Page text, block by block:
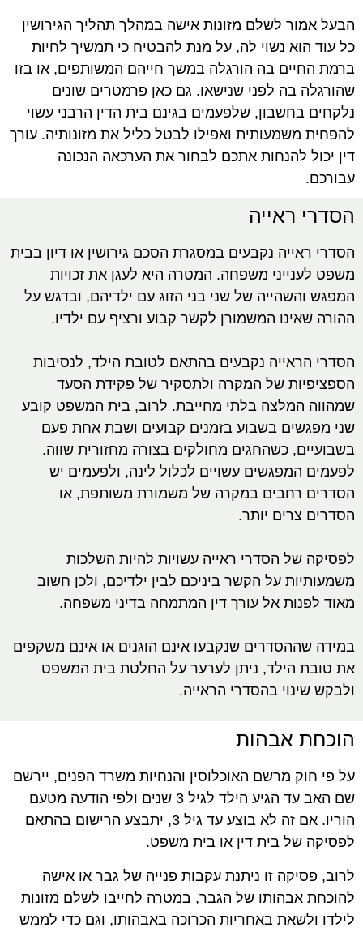
הבעל אמור לשלם מזונות אישה במהלך תהליך הגירושין
כל עוד הוא נשוי לה, על מנת להבטיח כי תמשיך לחיות
ברמת החיים בה הורגלה במשך חייהם המשותפים, או בזו
שהורגלה בה לפני שנישאו. גם כאן פרמטרים שונים
נלקחים בחשבון, שלפעמים בגינם בית הדין הרבני עשוי
להפחית משמעותית ואפילו לבטל כליל את מזונותיה. עורך
דין יכול להנחות אתכם לבחור את הערכאה הנכונה
עבורכם.
הסדרי ראייה
הסדרי ראייה נקבעים במסגרת הסכם גירושין או דיון בבית
משפט לענייני משפחה. המטרה היא לעגן את זכויות
המפגש והשהייה של שני בני הזוג עם ילדיהם, ובדגש על
ההורה שאינו המשמורן לקשר קבוע ורציף עם ילדיו.
הסדרי הראייה נקבעים בהתאם לטובת הילד, לנסיבות
הספציפיות של המקרה ולתסקיר של פקידת הסעד
שמהווה המלצה בלתי מחייבת. לרוב, בית המשפט קובע
שני מפגשים בשבוע בזמנים קבועים ושבת אחת פעם
בשבועיים, כשהחגים מחולקים בצורה מחזורית שווה.
לפעמים המפגשים עשויים לכלול לינה, ולפעמים יש
הסדרים רחבים במקרה של משמורת משותפת, או
הסדרים צרים יותר.
לפסיקה של הסדרי ראייה עשויות להיות השלכות
משמעותיות על הקשר ביניכם לבין ילדיכם, ולכן חשוב
מאוד לפנות אל עורך דין המתמחה בדיני משפחה.
במידה שההסדרים שנקבעו אינם הוגנים או אינם משקפים
את טובת הילד, ניתן לערער על החלטת בית המשפט
ולבקש שינוי בהסדרי הראייה.
הוכחת אבהות
על פי חוק מרשם האוכלוסין והנחיות משרד הפנים, יירשם
שם האב עד הגיע הילד לגיל 3 שנים ולפי הודעה מטעם
הוריו. אם זה לא בוצע עד גיל 3, יתבצע הרישום בהתאם
לפסיקה של בית דין או בית משפט.
לרוב, פסיקה זו ניתנת עקבות פנייה של גבר או אישה
להוכחת אבהותו של הגבר, במטרה לחייבו לשלם מזונות
לילדו ולשאת באחריות הכרוכה באבהותו, וגם כדי לממש